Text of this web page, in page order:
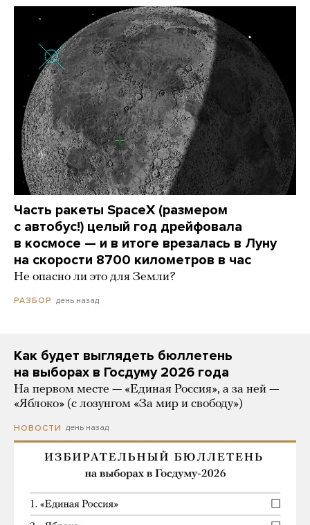
Часть ракеты SpaceX (размером
с автобус!) целый год дрейфовала
в космосе — и в итоге врезалась в Луну
на скорости 8700 километров в час
Не опасно ли это для Земли?
РАЗБОР день назад
Как будет выглядеть бюллетень
на выборах в Госдуму 2026 года
На первом месте — «Единая Россия», а за ней —
«Яблоко» (с лозунгом «За мир и свободу»)
НОВОСТИ день назад